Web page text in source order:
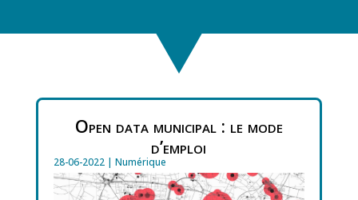
Open data municipal : le mode
d’emploi
28-06-2022| Numérique